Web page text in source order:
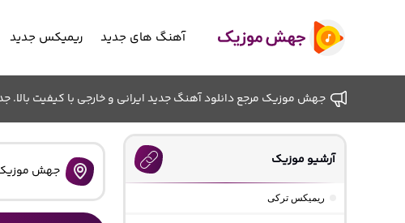
آهنگ های جدید ریمیکس جدید
جهش موزیک مرجع دانلود آهنگ جدید ایرانی و خارجی با کیفیت بالا.
جهش
آرشیو موزیک
ریمیکس ترکی